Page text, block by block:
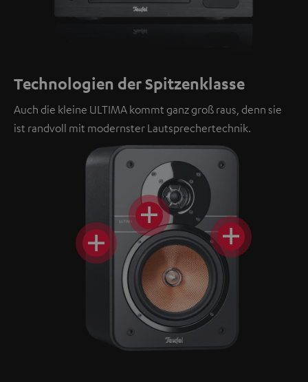
Technologien der Spitzenklasse
Auch die kleine ULTIMA kommt ganz groß raus, denn sie
ist randvoll mit modernster Lautsprechertechnik.